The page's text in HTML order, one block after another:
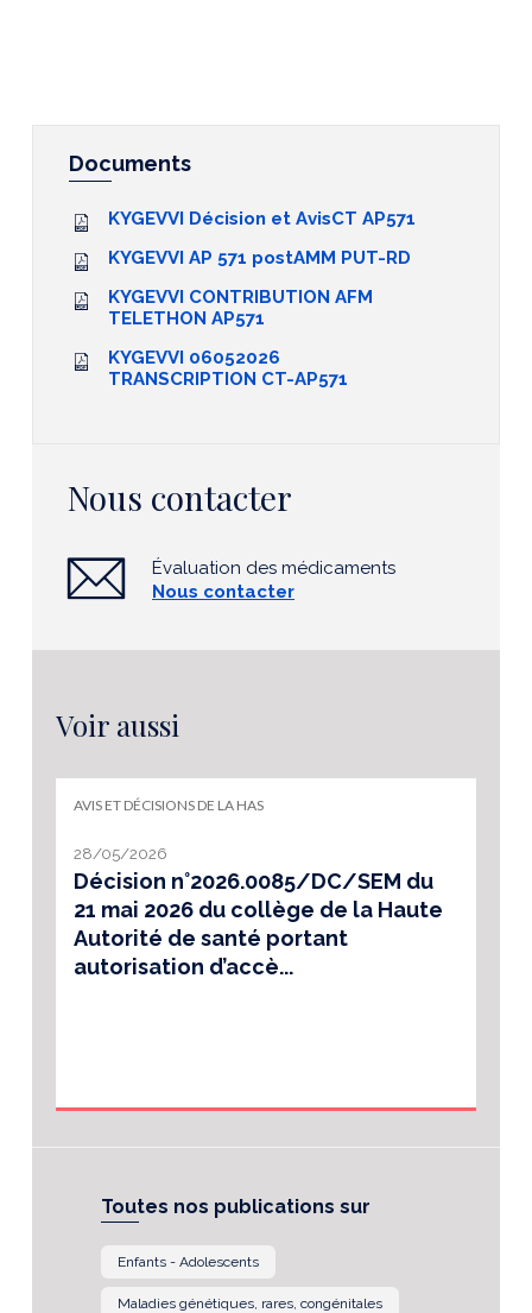
Documents
KYGEVVI Décision et AvisCT AP571
KYGEVVI AP 571 postAMM PUT-RD
KYGEVVI CONTRIBUTION AFM
TELETHON AP571
KYGEVVI 06052026
TRANSCRIPTION CT-AP571
Nous contacter
Évaluation des médicaments
Nous contacter
Voir aussi
AVIS ET DÉCISIONS DE LA HAS
28/05/2026
Décision n°2026.0085/DC/SEM du
21 mai 2026 du collège de la Haute
Autorité de santé portant
autorisation d’accè...
Toutes nos publications sur
Enfants - Adolescents
Maladies génétiques, rares, congénitales